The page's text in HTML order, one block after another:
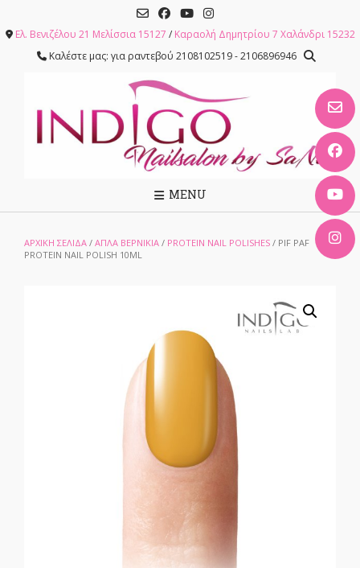
content
Ελ. Βενιζέλου 21 Μελίσσια 15127 / Καραολή Δημητρίου 7 Χαλάνδρι 15232
Καλέστε μας: για ραντεβού 2108102519 - 2106896946
MENU
ΑΡΧΙΚΉ ΣΕΛΊΔΑ / ΑΠΛΑ ΒΕΡΝΙΚΙΑ / PROTEIN NAIL POLISHES / PIF PAF
PROTEIN NAIL POLISH 10ML